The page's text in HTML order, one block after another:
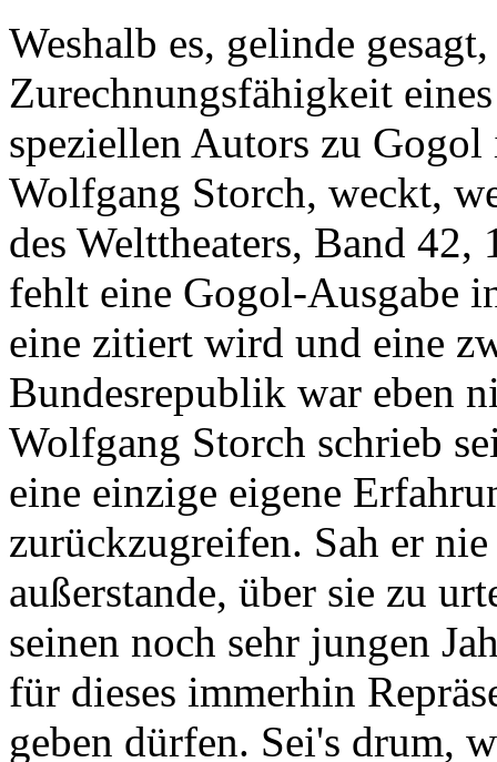
Weshalb es, gelinde
Zurechnungsfähigkeit
speziellen Autors zu
Wolfgang Storch, weckt,
des Welttheaters, Band
fehlt eine Gogol-Ausgabe
eine zitiert wird und eine
Bundesrepublik war eben
Wolfgang Storch schrieb
eine einzige eigene
zurückzugreifen. Sah er
außerstande, über sie zu
seinen noch sehr jungen
für dieses immerhin
geben dürfen. Sei's drum,